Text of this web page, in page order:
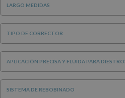
LARGO MEDIDAS
TIPO DE CORRECTOR
APLICACIÓN PRECISA Y FLUIDA PARA
SISTEMA DE REBOBINADO